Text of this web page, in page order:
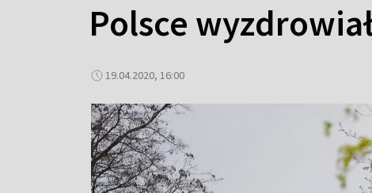
Polsce
19.04.2020, 16:00